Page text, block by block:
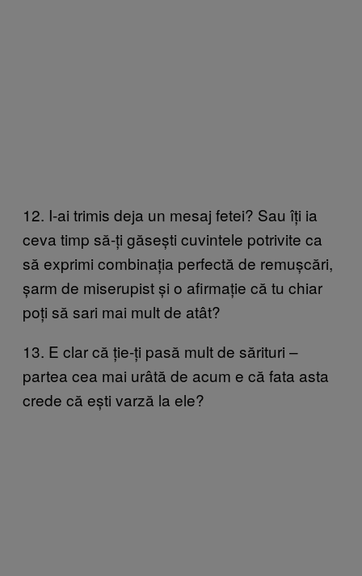
12. I-ai trimis deja un mesaj fetei? Sau îți ia
ceva timp să-ți găsești cuvintele potrivite ca
să exprimi combinația perfectă de remușcări,
șarm de miserupist și o afirmație că tu chiar
poți să sari mai mult de atât?
13. E clar că ție-ți pasă mult de sărituri –
partea cea mai urâtă de acum e că fata asta
crede că ești varză la ele?